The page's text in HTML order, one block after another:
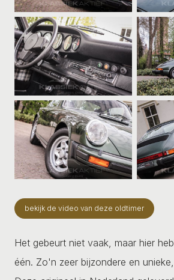
bekijk de video van deze oldtimer
Het gebeurt niet vaak, maar hier
één. Zo'n zeer bijzondere en